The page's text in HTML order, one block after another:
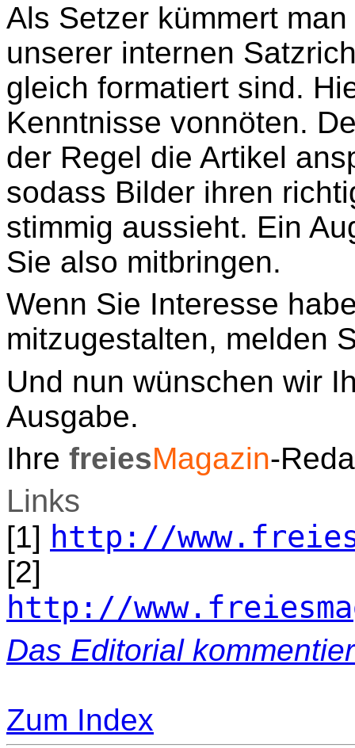
Als Setzer kümmert
unserer internen
gleich formatiert sind.
Kenntnisse vonnöten.
der Regel die Artikel
sodass Bilder ihren
stimmig aussieht. Ein
Sie also mitbringen.
Wenn Sie Interesse
mitzugestalten, melden
Und nun wünschen wir
Ausgabe.
Ihre freiesMagazin-
Links
[1] http://
[2]
http://
Das Editorial
Zum Index